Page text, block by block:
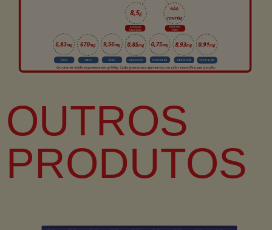
OUTROS
PRODUTOS